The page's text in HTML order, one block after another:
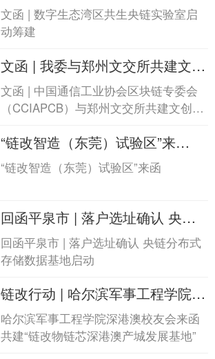
室启动筹建文函 | 数字生态湾区共
生央链实验室启动筹建
文函 | 数字生态湾区共生央链实验室启
动筹建
文函 | 我委与郑州文交所共建文创
区块链孵化中心文函 | 我委与郑州
文交所共建文创区块链孵化中心
文函 | 中国通信工业协会区块链专委会
（CCIAPCB）与郑州文交所共建文创区
“链改智造（东莞）试验区”来
函“链改智造（东莞）试验区”来函
“链改智造（东莞）试验区”来函
回函平泉市 | 落户选址确认 央链
分布式存储数据...回函平泉市 | 落
户选址确认 央链分布式存储数
据...
回函平泉市 | 落户选址确认 央链分布式
存储数据基地启动
链改行动 | 哈尔滨军事工程学院深
港澳校友会来函...链改行动 | 哈尔
滨军事工程学院深港澳校友会来
函...
哈尔滨军事工程学院深港澳校友会来函
共建“链改物链芯深港澳产城发展基地”